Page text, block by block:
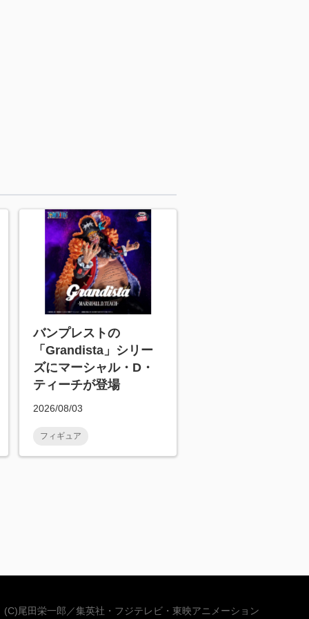
バンプレストの
「Grandista」シリー
ズにマーシャル・D・
ティーチが登場
2026/08/03
フィギュア
(C)尾田栄一郎／集英社・フジテレビ・東映アニメーション